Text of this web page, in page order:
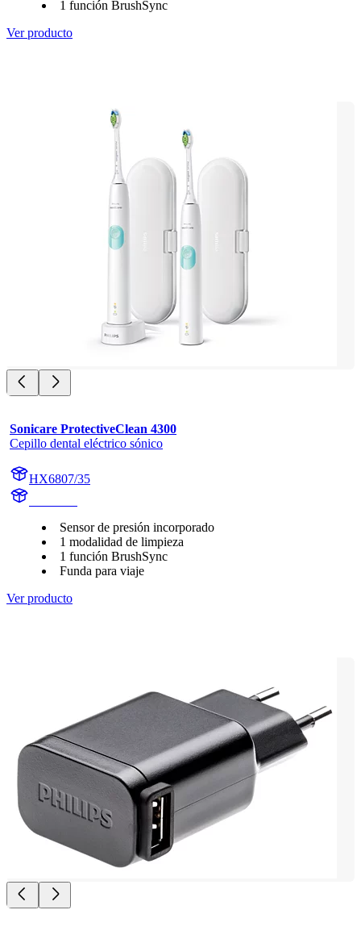
1 función BrushSync
Ver producto
Sonicare ProtectiveClean 4300
Cepillo dental eléctrico sónico
HX6807/35
Sensor de presión incorporado
1 modalidad de limpieza
1 función BrushSync
Funda para viaje
Ver producto